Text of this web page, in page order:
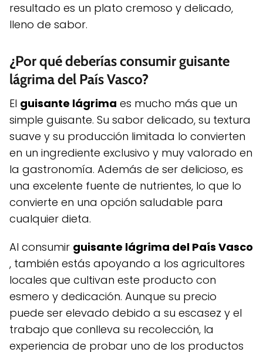
resultado es un plato cremoso y delicado,
lleno de sabor.
¿Por qué deberías consumir guisante
lágrima del País Vasco?
El guisante lágrima es mucho más que un
simple guisante. Su sabor delicado, su textura
suave y su producción limitada lo convierten
en un ingrediente exclusivo y muy valorado en
la gastronomía. Además de ser delicioso, es
una excelente fuente de nutrientes, lo que lo
convierte en una opción saludable para
cualquier dieta.
Al consumir guisante lágrima del País Vasco
, también estás apoyando a los agricultores
locales que cultivan este producto con
esmero y dedicación. Aunque su precio
puede ser elevado debido a su escasez y el
trabajo que conlleva su recolección, la
experiencia de probar uno de los productos